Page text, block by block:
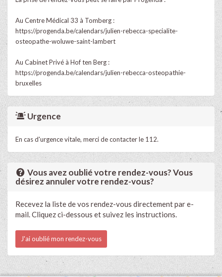
Au Centre Médical 33 à Tomberg :
https://progenda.be/calendars/julien-rebecca-specialite-
osteopathe-woluwe-saint-lambert
Au Cabinet Privé à Hof ten Berg :
https://progenda.be/calendars/julien-rebecca-osteopathie-
bruxelles
Urgence
En cas d'urgence vitale, merci de contacter le 112.
Vous avez oublié votre rendez-vous? Vous
désirez annuler votre rendez-vous?
Recevez la liste de vos rendez-vous directement par e-
mail. Cliquez ci-dessous et suivez les instructions.
J'ai oublié mon rendez-vous